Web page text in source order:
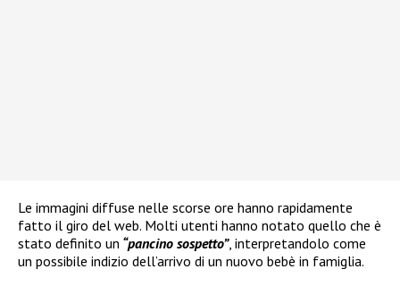
Le immagini diffuse nelle scorse ore hanno rapidamente
fatto il giro del web. Molti utenti hanno notato quello che è
stato definito un “pancino sospetto”, interpretandolo come
un possibile indizio dell’arrivo di un nuovo bebè in famiglia.